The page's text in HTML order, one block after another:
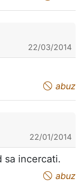
22/03/2014
abuz
22/01/2014
sa incercati.
abuz